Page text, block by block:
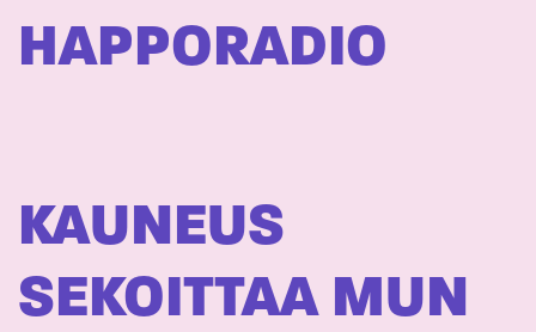
HAPPORADIO
KAUNEUS
SEKOITTAA MUN